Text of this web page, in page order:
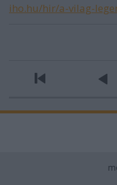
iho.hu/hir/a-vilag-